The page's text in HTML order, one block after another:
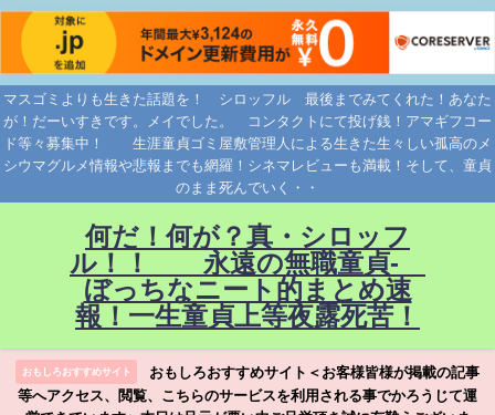
マスゴミよりも生きた話題を！ シロッフル 最後までみてくれた！あなた
が！だーいすきです。メイでした。 コンタクトにて投げ銭！アマギフコー
ド等々募集中！ 生涯童貞ゴミ屋敷管理人による生きた生々しい孤高のメ
シウマグルメ情報や悲報までも網羅！シネマレビューも満載！そして、童貞
のまま死んでいく・・
何だ！何が？真・シロッフ
ル！！ 永遠の無職童貞-
ぼっちなニート的まとめ速
報！一生童貞上等夜露死苦！
おもしろおすすめサイト
おもしろおすすめサイト＜お客様皆様が掲載の記事
等へアクセス、閲覧、こちらのサービスを利用される事でかろうじて運